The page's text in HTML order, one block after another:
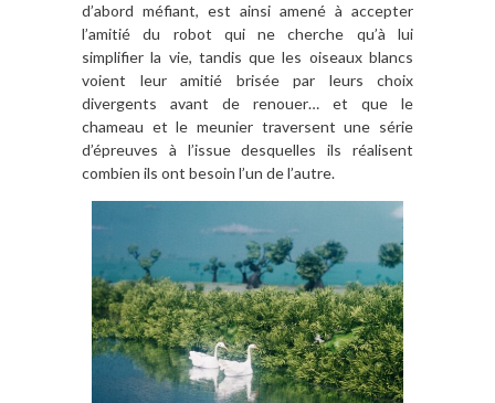
d’abord méfiant, est ainsi amené à accepter
l’amitié du robot qui ne cherche qu’à lui
simplifier la vie, tandis que les oiseaux blancs
voient leur amitié brisée par leurs choix
divergents avant de renouer… et que le
chameau et le meunier traversent une série
d’épreuves à l’issue desquelles ils réalisent
combien ils ont besoin l’un de l’autre.